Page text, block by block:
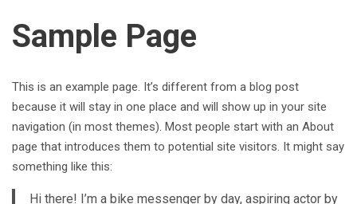
Sample Page
This is an example page. It’s different from a blog post
because it will stay in one place and will show up in your site
navigation (in most themes). Most people start with an About
page that introduces them to potential site visitors. It might say
something like this:
Hi there! I’m a bike messenger by day, aspiring actor by